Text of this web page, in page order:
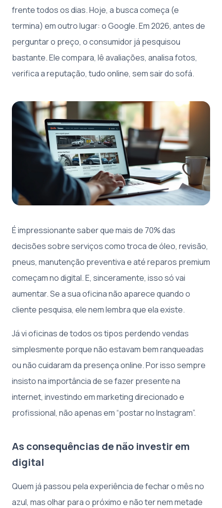
frente todos os dias. Hoje, a busca começa (e
termina) em outro lugar: o Google. Em 2026, antes de
perguntar o preço, o consumidor já pesquisou
bastante. Ele compara, lê avaliações, analisa fotos,
verifica a reputação, tudo online, sem sair do sofá.
É impressionante saber que mais de 70% das
decisões sobre serviços como troca de óleo, revisão,
pneus, manutenção preventiva e até reparos premium
começam no digital. E, sinceramente, isso só vai
aumentar. Se a sua oficina não aparece quando o
cliente pesquisa, ele nem lembra que ela existe.
Já vi oficinas de todos os tipos perdendo vendas
simplesmente porque não estavam bem ranqueadas
ou não cuidaram da presença online. Por isso sempre
insisto na importância de se fazer presente na
internet, investindo em marketing direcionado e
profissional, não apenas em “postar no Instagram”.
As consequências de não investir em
digital
Quem já passou pela experiência de fechar o mês no
azul, mas olhar para o próximo e não ter nem metade